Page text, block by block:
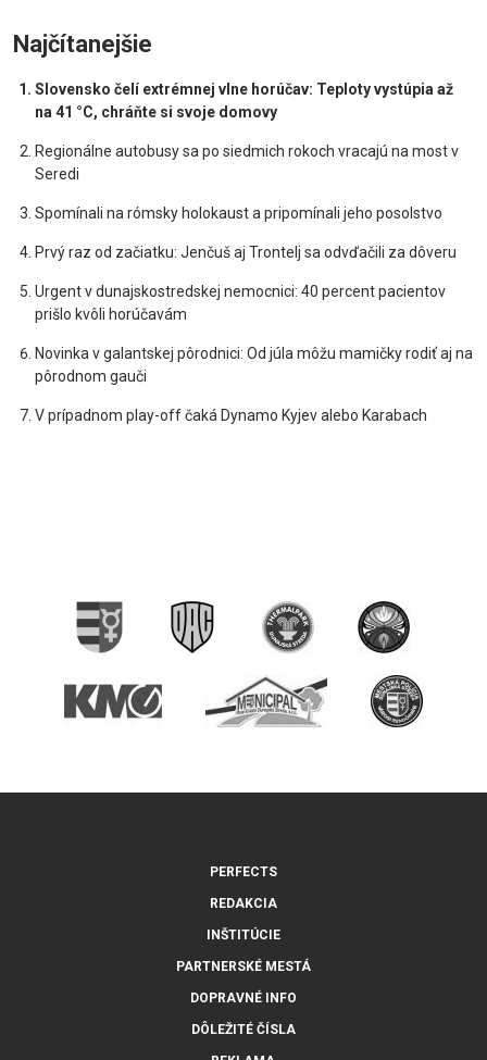
Najčítanejšie
Slovensko čelí extrémnej vlne horúčav: Teploty vystúpia až
na 41 °C, chráňte si svoje domovy
Regionálne autobusy sa po siedmich rokoch vracajú na most v
Seredi
Spomínali na rómsky holokaust a pripomínali jeho posolstvo
Prvý raz od začiatku: Jenčuš aj Trontelj sa odvďačili za dôveru
Urgent v dunajskostredskej nemocnici: 40 percent pacientov
prišlo kvôli horúčavám
Novinka v galantskej pôrodnici: Od júla môžu mamičky rodiť aj na
pôrodnom gauči
V prípadnom play-off čaká Dynamo Kyjev alebo Karabach
PERFECTS
REDAKCIA
INŠTITÚCIE
PARTNERSKÉ MESTÁ
DOPRAVNÉ INFO
DÔLEŽITÉ ČÍSLA